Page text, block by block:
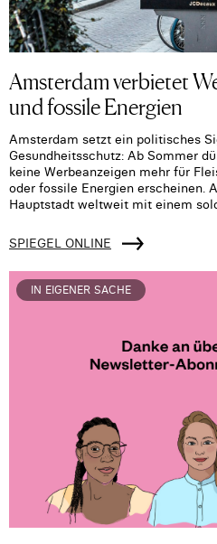
Amsterdam verbietet
und fossile Energien
Amsterdam setzt ein politisches
Gesundheitsschutz: Ab Sommer
keine Werbeanzeigen mehr für
oder fossile Energien erscheinen.
Hauptstadt weltweit mit einem
SPIEGEL ONLINE
IN EIGENER SACHE